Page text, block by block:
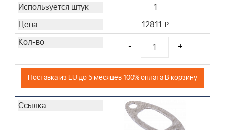
1
12811 i
- +
Поставка из EU до 5 месяцев 100% оплата В корзину